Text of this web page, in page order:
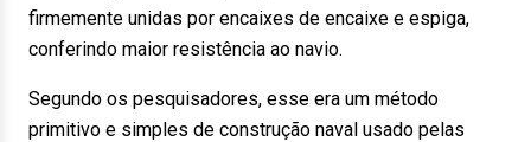
firmemente unidas por encaixes de encaixe e espiga,
conferindo maior resistência ao navio.
Segundo os pesquisadores, esse era um método
primitivo e simples de construção naval usado pelas